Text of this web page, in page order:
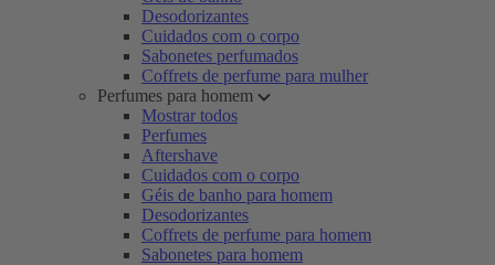
Desodorizantes
Cuidados com o corpo
Sabonetes perfumados
Coffrets de perfume para mulher
Perfumes para homem
Mostrar todos
Perfumes
Aftershave
Cuidados com o corpo
Géis de banho para homem
Desodorizantes
Coffrets de perfume para homem
Sabonetes para homem